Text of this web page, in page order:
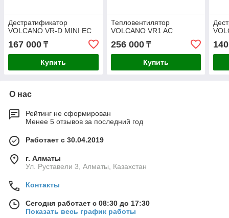
Дестратификатор
VOLCANO VR-D MINI EC
167 000 ₸
Купить
Тепловентилятор
VOLCANO VR1 AC
256 000₸
Купить
О нас
Рейтинг не сформирован
Менее 5 отзывов за последний год
Работает с 30.04.2019
г. Алматы
Ул. Руставели 3, Алматы, Казахстан
Контакты
Сегодня работает с 08:30 до 17:30
Показать весь график работы